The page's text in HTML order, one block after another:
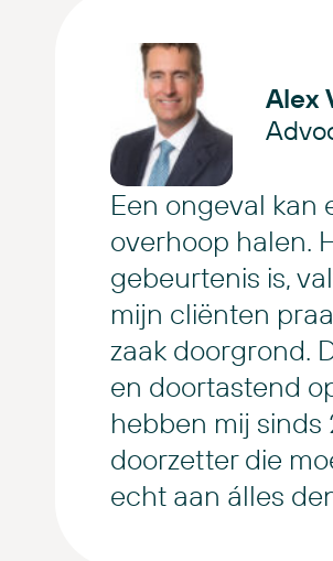
Alex
Een ongeval kan
overhoop halen.
gebeurtenis is,
mijn cliënten
zaak doorgrond.
en doortastend
hebben mij
doorzetter die
echt aan álles